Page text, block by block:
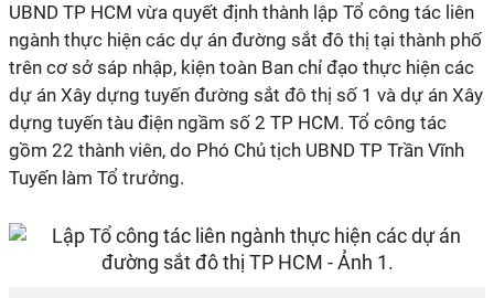
UBND TP HCM vừa quyết định thành lập Tổ công tác liên
ngành thực hiện các dự án đường sắt đô thị tại thành phố
trên cơ sở sáp nhập, kiện toàn Ban chỉ đạo thực hiện các
dự án Xây dựng tuyến đường sắt đô thị số 1 và dự án Xây
dựng tuyến tàu điện ngầm số 2 TP HCM. Tổ công tác
gồm 22 thành viên, do Phó Chủ tịch UBND TP Trần Vĩnh
Tuyến làm Tổ trưởng.